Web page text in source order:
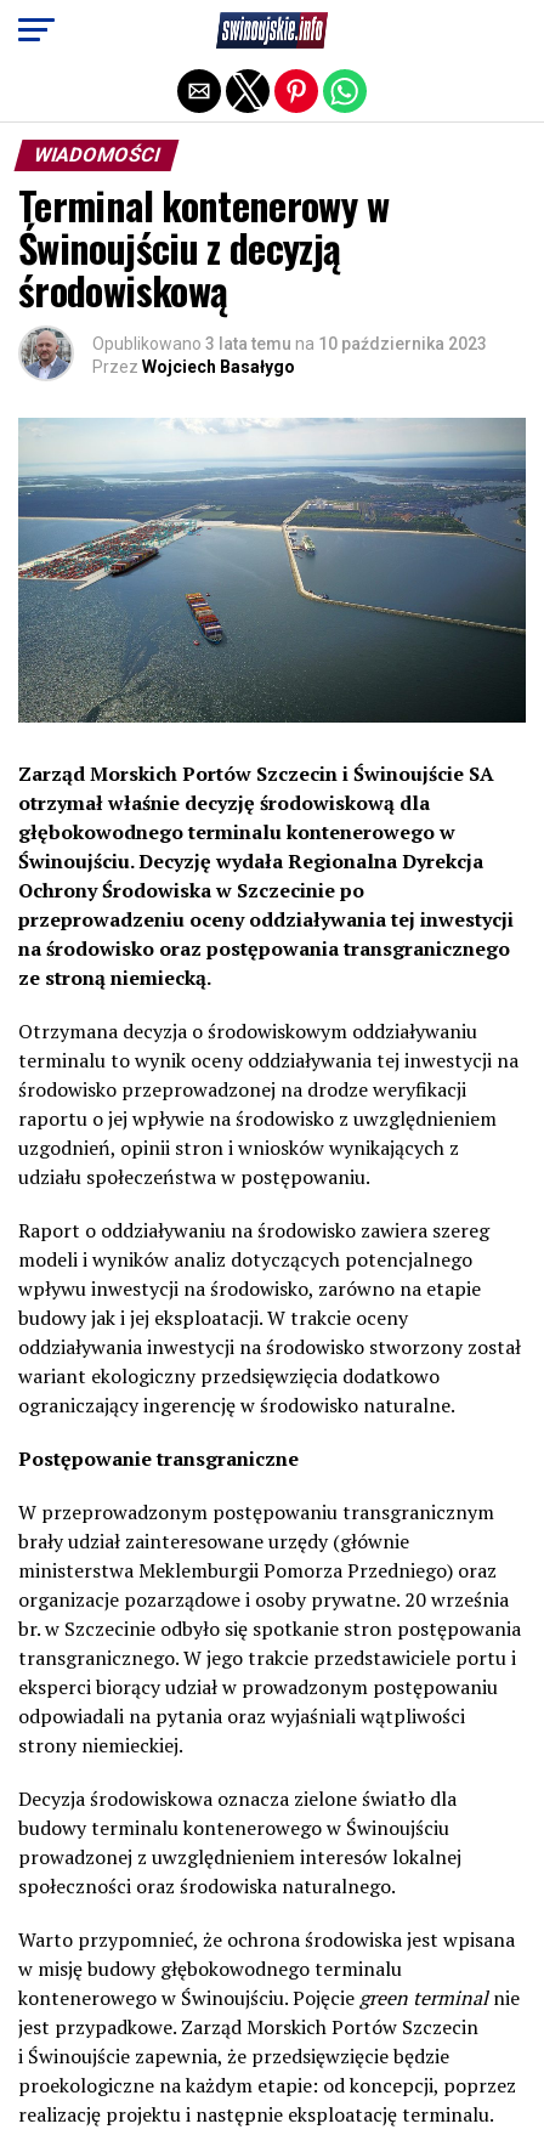
WIADOMOŚCI
Terminal kontenerowy w
Świnoujściu z decyzją
środowiskową
Opublikowano 3 lata temu na 10 października 2023
Przez Wojciech Basałygo
Zarząd Morskich Portów Szczecin i Świnoujście SA
otrzymał właśnie decyzję środowiskową dla
głębokowodnego terminalu kontenerowego w
Świnoujściu. Decyzję wydała Regionalna Dyrekcja
Ochrony Środowiska w Szczecinie po
przeprowadzeniu oceny oddziaływania tej inwestycji
na środowisko oraz postępowania transgranicznego
ze stroną niemiecką.
Otrzymana decyzja o środowiskowym oddziaływaniu
terminalu to wynik oceny oddziaływania tej inwestycji na
środowisko przeprowadzonej na drodze weryfikacji
raportu o jej wpływie na środowisko z uwzględnieniem
uzgodnień, opinii stron i wniosków wynikających z
udziału społeczeństwa w postępowaniu.
Raport o oddziaływaniu na środowisko zawiera szereg
modeli i wyników analiz dotyczących potencjalnego
wpływu inwestycji na środowisko, zarówno na etapie
budowy jak i jej eksploatacji. W trakcie oceny
oddziaływania inwestycji na środowisko stworzony został
wariant ekologiczny przedsięwzięcia dodatkowo
ograniczający ingerencję w środowisko naturalne.
Postępowanie transgraniczne
W przeprowadzonym postępowaniu transgranicznym
brały udział zainteresowane urzędy (głównie
ministerstwa Meklemburgii Pomorza Przedniego) oraz
organizacje pozarządowe i osoby prywatne. 20 września
br. w Szczecinie odbyło się spotkanie stron postępowania
transgranicznego. W jego trakcie przedstawiciele portu i
eksperci biorący udział w prowadzonym postępowaniu
odpowiadali na pytania oraz wyjaśniali wątpliwości
strony niemieckiej.
Decyzja środowiskowa oznacza zielone światło dla
budowy terminalu kontenerowego w Świnoujściu
prowadzonej z uwzględnieniem interesów lokalnej
społeczności oraz środowiska naturalnego.
Warto przypomnieć, że ochrona środowiska jest wpisana
w misję budowy głębokowodnego terminalu
kontenerowego w Świnoujściu. Pojęcie green terminalnie
jest przypadkowe. Zarząd Morskich Portów Szczecin
i Świnoujście zapewnia, że przedsięwzięcie będzie
proekologiczne na każdym etapie: od koncepcji, poprzez
realizację projektu i następnie eksploatację terminalu.
Exit mobile version